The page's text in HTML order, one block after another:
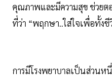
คุณภาพและมีความสุข ช่วยต
ที่ว่า “พฤกษา..ใส่ใจเพื่อทั้งชี
การมีโรงพยาบาลเป็นส่วนห